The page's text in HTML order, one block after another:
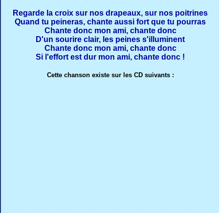
Regarde la croix sur nos drapeaux, sur nos poitrines
Quand tu peineras, chante aussi fort que tu pourras
Chante donc mon ami, chante donc
D'un sourire clair, les peines s'illuminent
Chante donc mon ami, chante donc
Si l'effort est dur mon ami, chante donc !
Cette chanson existe sur les CD suivants :